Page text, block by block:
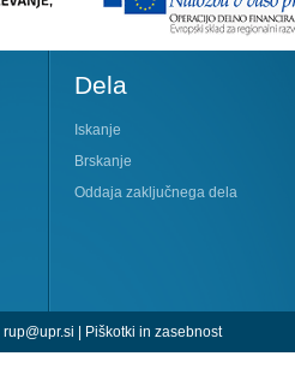
Dela
Iskanje
Brskanje
Oddaja zaključnega dela
rup@upr.si | Piškotki in zasebnost